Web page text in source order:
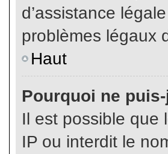
d’assistance
problèmes légaux
Haut
Pourquoi ne
Il est possible que
IP ou interdit le